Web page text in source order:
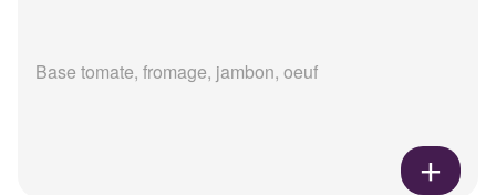
Base tomate, fromage, jambon, oeuf